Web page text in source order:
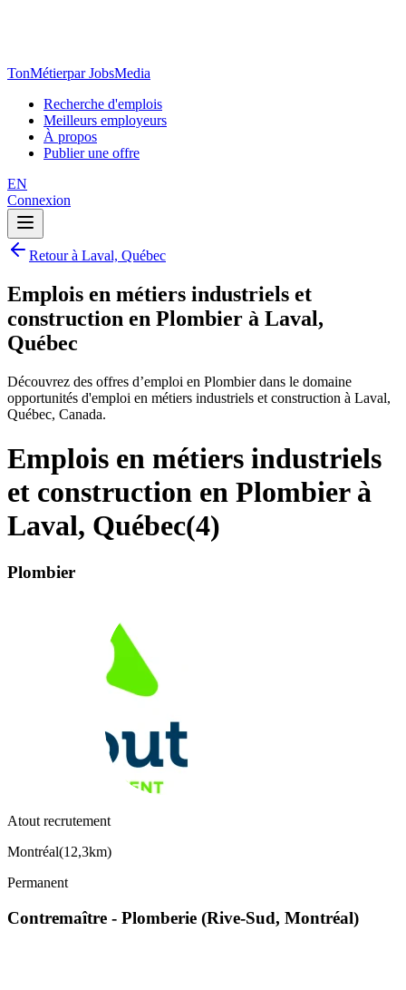
TonMétierpar JobsMedia
Recherche d'emplois
Meilleurs employeurs
À propos
Publier une offre
EN
Connexion
Retour à Laval, Québec
Emplois en métiers industriels et
construction en Plombier à Laval,
Québec
Découvrez des offres d’emploi en Plombier dans le domaine
opportunités d'emploi en métiers industriels et construction à Laval,
Québec, Canada.
Emplois en métiers industriels
et construction en Plombier à
Laval, Québec(4)
Plombier
Atout recrutement
Montréal(12,3km)
Permanent
Contremaître - Plomberie (Rive-Sud, Montréal)